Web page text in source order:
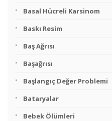
Basal Hücreli Karsinom
Baskı Resim
Baş Ağrısı
Başağrısı
Başlangıç Değer Problemi
Bataryalar
Bebek Ölümleri